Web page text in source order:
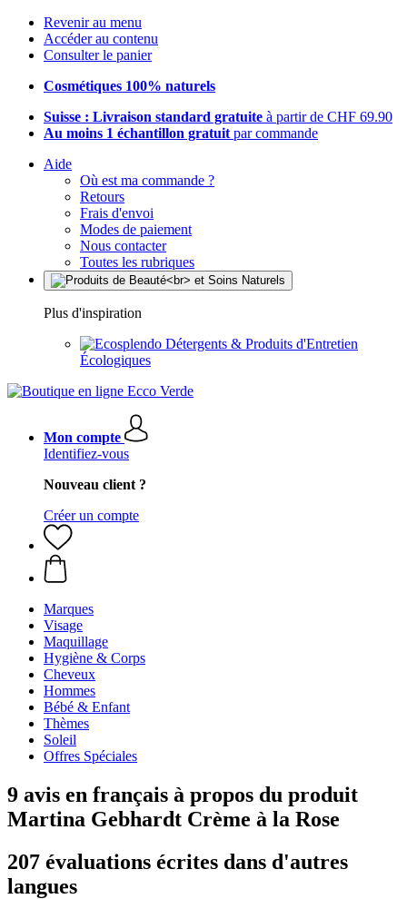
Revenir au menu
Accéder au contenu
Consulter le panier
Cosmétiques 100% naturels
Suisse : Livraison standard gratuite à partir de CHF 69.90
Au moins 1 échantillon gratuit par commande
Aide
Où est ma commande ?
Retours
Frais d'envoi
Modes de paiement
Nous contacter
Toutes les rubriques
Plus d'inspiration
Détergents & Produits d'Entretien
Écologiques
Mon compte
Identifiez-vous
Nouveau client ?
Créer un compte
Marques
Visage
Maquillage
Hygiène & Corps
Cheveux
Hommes
Bébé & Enfant
Thèmes
Soleil
Offres Spéciales
9 avis en français à propos du produit
Martina Gebhardt Crème à la Rose
207 évaluations écrites dans d'autres
langues